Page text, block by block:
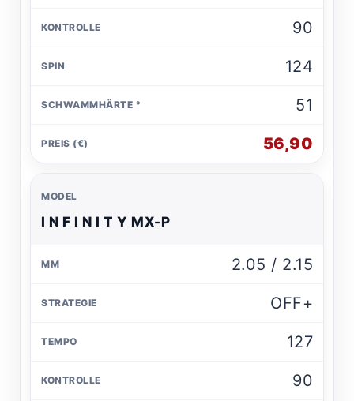
90
124
51
56,90
I N F I N I T Y MX-P
2.05 / 2.15
OFF+
127
90